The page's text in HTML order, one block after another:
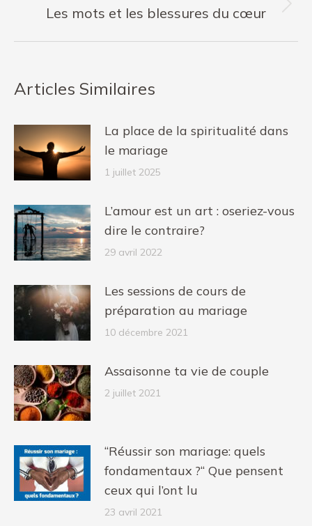
Article
Les mots et les blessures du cœur
Articles Similaires
La place de la spiritualité dans
le mariage
1 juillet 2025
L’amour est un art : oseriez-vous
dire le contraire?
29 avril 2022
Les sessions de cours de
préparation au mariage
10 décembre 2021
Assaisonne ta vie de couple
2 juillet 2021
“Réussir son mariage: quels
fondamentaux ?“ Que pensent
ceux qui l’ont lu
23 avril 2021